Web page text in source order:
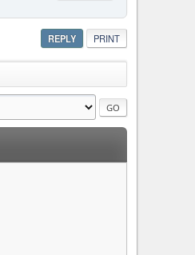
REPLY PRINT